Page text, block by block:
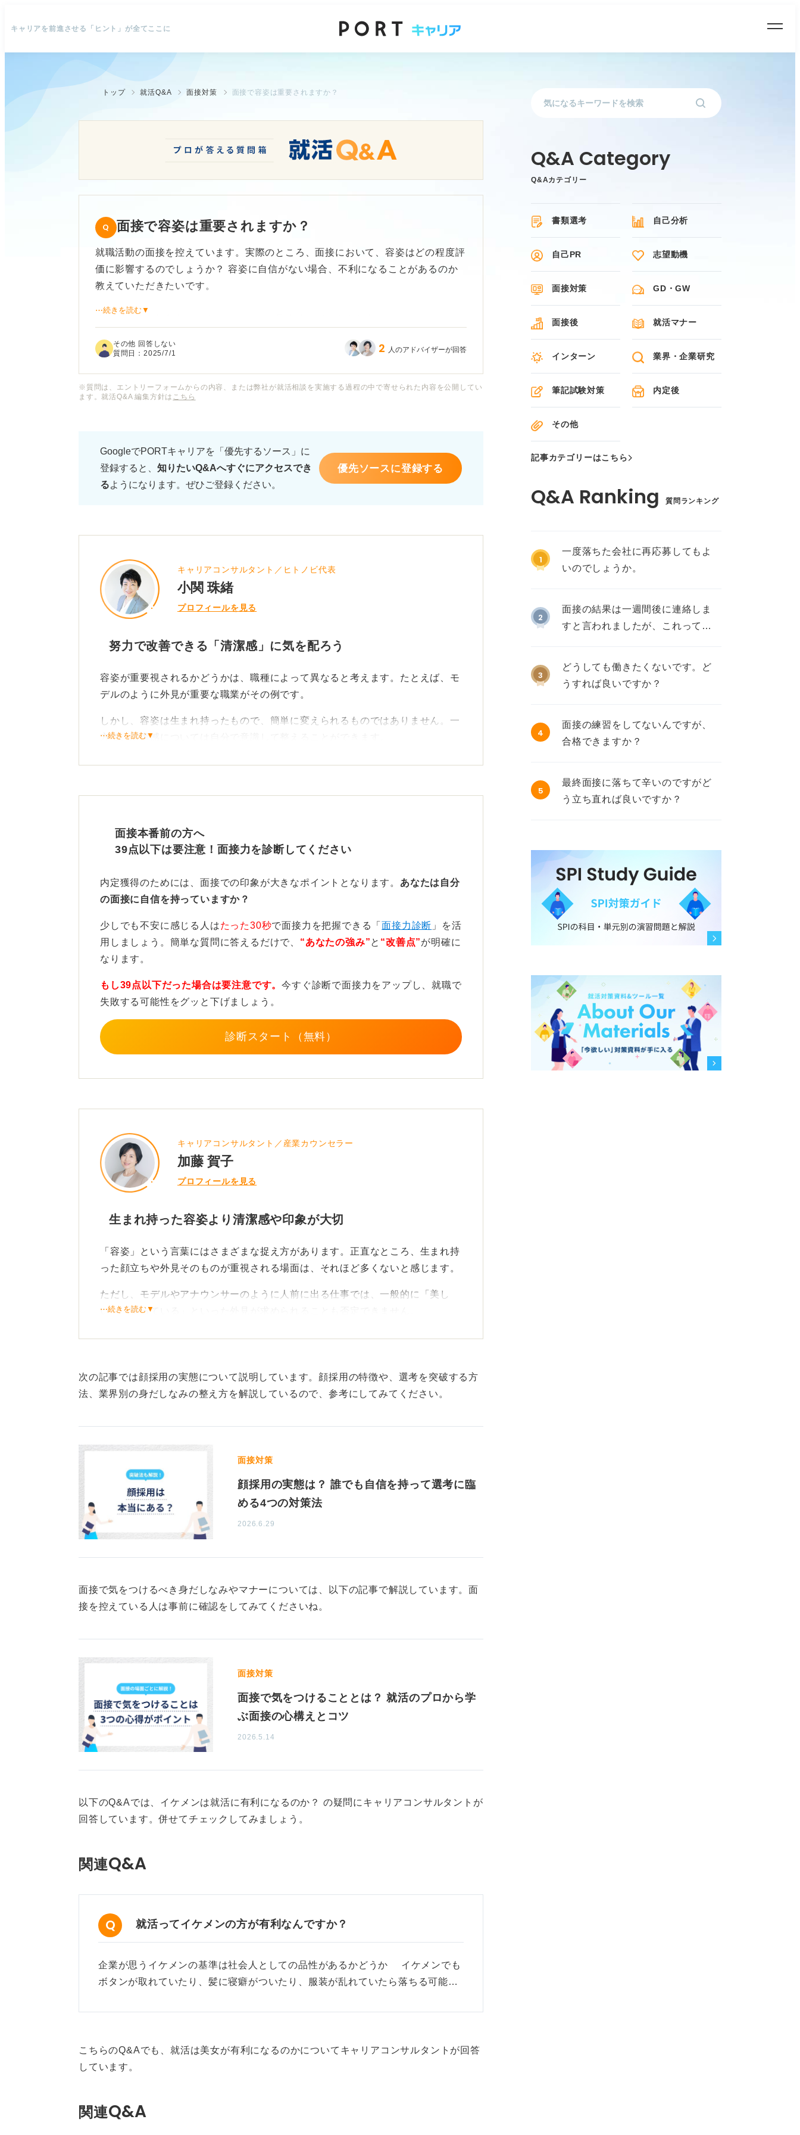
キャリアを前進させる「ヒント」が全てここに
トップ 就活Q&A 面接対策 面接で容姿は重要されますか？
面接で容姿は重要されますか？
就職活動の面接を控えています。実際のところ、面接において、容姿はどの程度評
価に影響するのでしょうか？ 容姿に自信がない場合、不利になることがあるのか
教えていただきたいです。
す。
容姿で不利にならないための対策や、好印象を与えるための具体的なアドバイスを
お願いします。
⋯続きを読む▼
その他 回答しない
質問日：2025/7/1 2 人のアドバイザーが回答
※質問は、エントリーフォームからの内容、または弊社が就活相談を実施する過程の中で寄せられた内容を公開してい
ます。就活Q&A 編集方針は こちら
GoogleでPORTキャリアを「優先するソース」に
登録すると、 知りたいQ&Aへすぐにアクセスでき
るようになります。ぜひご登録ください。
優先ソースに登録する
キャリアコンサルタント／ヒトノビ代表
小関 珠緒
プロフィールを見る
努力で改善できる「清潔感」に気を配ろう
容姿が重要視されるかどうかは、職種によって異なると考えます。たとえば、モ
デルのように外見が重要な職業がその例です。
しかし、容姿は生まれ持ったもので、簡単に変えられるものではありません。一
方で、清潔感については自分で意識して整えることができます。
たとえば、服が汚れていないか、襟元がきちんとしているか、髪の毛や肌の手入
に気を付けているかといった点に注意しましょう。
大きく作用します。
また、笑顔や明るさ、立ち振る舞いも見られます。たとえば、ドアを通って入室
したときの動作や座り方、声のトーンや大きさも印象に影響します。声が小さく
聞き取りづらいと、どうしても印象が悪くなってしまいがちです。
さらに、ほどよい緊張感を持つことも大事だと言えます。あまりに慣れ慣れしい
態度は良くない印象を与えることがあるため、挨拶がきちんとできるか、面接の
場での気遣いができるかも見られるポイントです。
これらはすべて「容姿」ではなく、自分の努力でいくらでも改善できることで
す。そういった細かい部分に気を配る姿勢こそが、好印象を与える大切なポイン
トだと言えます。
⋯続きを読む▼
面接本番前の方へ
39点以下は要注意！面接力を診断してください
内定獲得のためには、面接での印象が大きなポイントとなります。 あなたは自分
の面接に自信を持っていますか？
少しでも不安に感じる人はたった30秒で面接力を把握できる「面接力診断 」を活
用しましょう。簡単な質問に答えるだけで、 “あなたの強み”と “改善点”が明確に
なります。
もし39点以下だった場合は要注意です。今すぐ診断で面接力をアップし、就職で
失敗する可能性をグッと下げましょう。
診断スタート（無料）
キャリアコンサルタント／産業カウンセラー
加藤 賀子
プロフィールを見る
生まれ持った容姿より清潔感や印象が大切
「容姿」という言葉にはさまざまな捉え方があります。正直なところ、生まれ持
った顔立ちや外見そのものが重視される場面は、それほど多くないと感じます。
ただし、モデルやアナウンサーのように人前に出る仕事では、一般的に「美し
い」「整っている」といった外見が求められることも否定できません。
つまり、特定の職業において、生まれ持った容姿が重要になることはあるという
美しさよりも立ち振る舞いと雰囲気を磨こう
「身だしなみ」です。
たとえば、どんなに容姿が整っていても、靴がボロボロだったり、シャツにシワ
があったり、香水の匂いが強すぎたりすると、印象は悪くなってしまいます。
男女問わず、こうした身だしなみの乱れは、容姿以上に影響が大きい傾向にあり
ます。
す。
る舞い」が重視されるということです。そうした点に気を配ることが、印象を良
くするうえで大切だと感じます。
0
⋯続きを読む▼
次の記事では顔採用の実態について説明しています。顔採用の特徴や、選考を突破する方
法、業界別の身だしなみの整え方を解説しているので、参考にしてみてください。
面接対策
顔採用の実態は？ 誰でも自信を持って選考に臨
める4つの対策法
2026.6.29
面接で気をつけるべき身だしなみやマナーについては、以下の記事で解説しています。面
接を控えている人は事前に確認をしてみてくださいね。
面接対策
面接で気をつけることとは？ 就活のプロから学
ぶ面接の心構えとコツ
2026.5.14
以下のQ&Aでは、イケメンは就活に有利になるのか？ の疑問にキャリアコンサルタントが
回答しています。併せてチェックしてみましょう。
関連Q&A
就活ってイケメンの方が有利なんですか？
企業が思うイケメンの基準は社会人としての品性があるかどうか イケメンでも
ボタンが取れていたり、髪に寝癖がついたり、服装が乱れていたら落ちる可能…
こちらのQ&Aでも、就活は美女が有利になるのかについてキャリアコンサルタントが回答
しています。
関連Q&A
Q&Aカテゴリー
書類選考 自己分析
自己PR 志望動機
面接対策 GD・GW
面接後 就活マナー
インターン 業界・企業研究
筆記試験対策 内定後
その他
記事カテゴリーはこちら
質問ランキング
1
一度落ちた会社に再応募してもよ
いのでしょうか。
2
面接の結果は一週間後に連絡しま
すと言われましたが、これって不
3
どうしても働きたくないです。ど
うすれば良いですか？
4
面接の練習をしてないんですが、
合格できますか？
5
最終面接に落ちて辛いのですがど
う立ち直れば良いですか？